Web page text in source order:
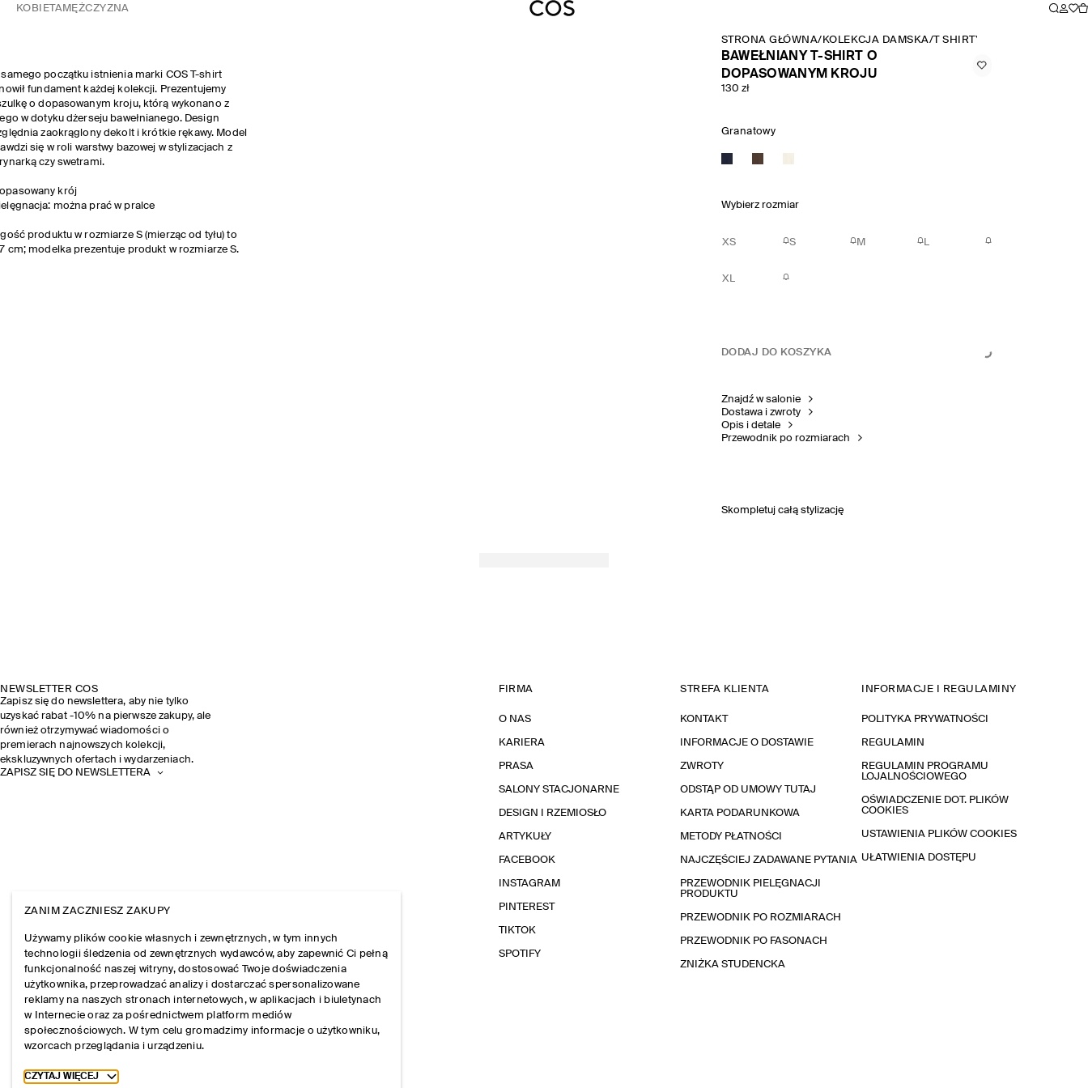
KOBIETA MĘŻCZYZNA
początku istnienia marki COS T-shirt
fundament każdej kolekcji. Prezentujemy
o dopasowanym kroju, którą wykonano z
w dotyku dżerseju bawełnianego. Design
zaokrąglony dekolt i krótkie rękawy. Model
się w roli warstwy bazowej w stylizacjach z
czy swetrami.
krój
można prać w pralce
produktu w rozmiarze S (mierząc od tyłu) to
cm; modelka prezentuje produkt w rozmiarze S.
STRONA GŁÓWNA/ KOLEKCJA DAMSKA/T SHIRTY I KOSZULKI BEZ
BAWEŁNIANY T-SHIRT O
DOPASOWANYM KROJU
130 zł
Granatowy
Wybierz rozmiar
XS S M L
XL
DODAJ DO KOSZYKA
Znajdź w salonie
Dostawa i zwroty
Opis i detale
Przewodnik po rozmiarach
Skompletuj całą stylizację
NEWSLETTER COS
Zapisz się do newslettera, aby nie tylko
uzyskać rabat -10% na pierwsze zakupy, ale
również otrzymywać wiadomości o
premierach najnowszych kolekcji,
ekskluzywnych ofertach i wydarzeniach.
ZAPISZ SIĘ DO NEWSLETTERA
FIRMA
O NAS
KARIERA
PRASA
SALONY STACJONARNE
DESIGN I RZEMIOSŁO
ARTYKUŁY
FACEBOOK
INSTAGRAM
PINTEREST
TIKTOK
SPOTIFY
STREFA KLIENTA
KONTAKT
INFORMACJE O DOSTAWIE
ZWROTY
ODSTĄP OD UMOWY TUTAJ
KARTA PODARUNKOWA
METODY PŁATNOŚCI
NAJCZĘŚCIEJ ZADAWANE PYTANIA
PRZEWODNIK PIELĘGNACJI
PRODUKTU
PRZEWODNIK PO ROZMIARACH
PRZEWODNIK PO FASONACH
ZNIŻKA STUDENCKA
INFORMACJE I REGULAMINY
POLITYKA PRYWATNOŚCI
REGULAMIN
REGULAMIN PROGRAMU
LOJALNOŚCIOWEGO
OŚWIADCZENIE DOT. PLIKÓW
COOKIES
USTAWIENIA PLIKÓW COOKIES
UŁATWIENIA DOSTĘPU
ZANIM ZACZNIESZ ZAKUPY
Używamy plików cookie własnych i zewnętrznych, w tym innych
technologii śledzenia od zewnętrznych wydawców, aby zapewnić Ci pełną
funkcjonalność naszej witryny, dostosować Twoje doświadczenia
użytkownika, przeprowadzać analizy i dostarczać spersonalizowane
reklamy na naszych stronach internetowych, w aplikacjach i biuletynach
w Internecie oraz za pośrednictwem platform mediów
społecznościowych. W tym celu gromadzimy informacje o użytkowniku,
wzorcach przeglądania i urządzeniu.
Toggle more cookie information
CZYTAJ WIĘCEJ